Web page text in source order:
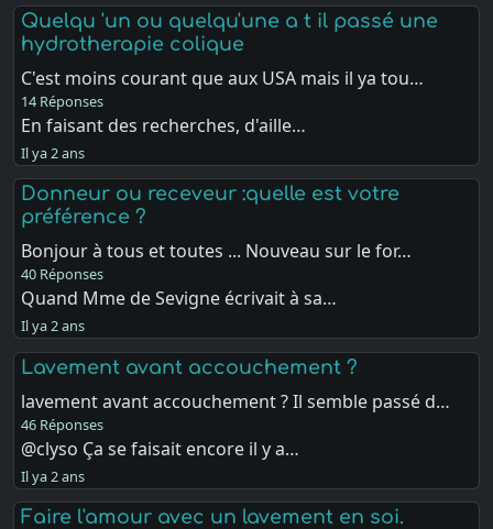
Quelqu 'un ou quelqu'une a t il passé une
hydrotherapie colique
C'est moins courant que aux USA mais il ya tou…
14 Réponses
En faisant des recherches, d'aille…
Il ya 2 ans
Donneur ou receveur :quelle est votre
préférence ?
Bonjour à tous et toutes ... Nouveau sur le for…
40 Réponses
Quand Mme de Sevigne écrivait à sa…
Il ya 2 ans
Lavement avant accouchement ?
lavement avant accouchement ? Il semble passé d…
46 Réponses
@clyso Ça se faisait encore il y a…
Il ya 2 ans
Faire l'amour avec un lavement en soi.